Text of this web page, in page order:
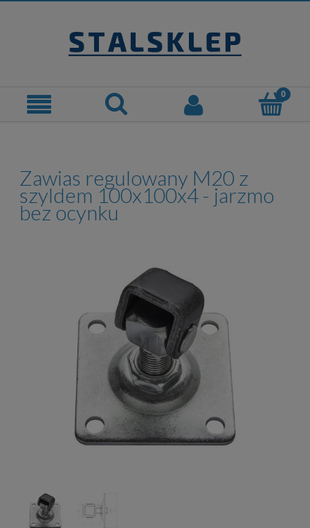
Zawias regulowany M20 z
szyldem 100x100x4 - jarzmo
bez ocynku